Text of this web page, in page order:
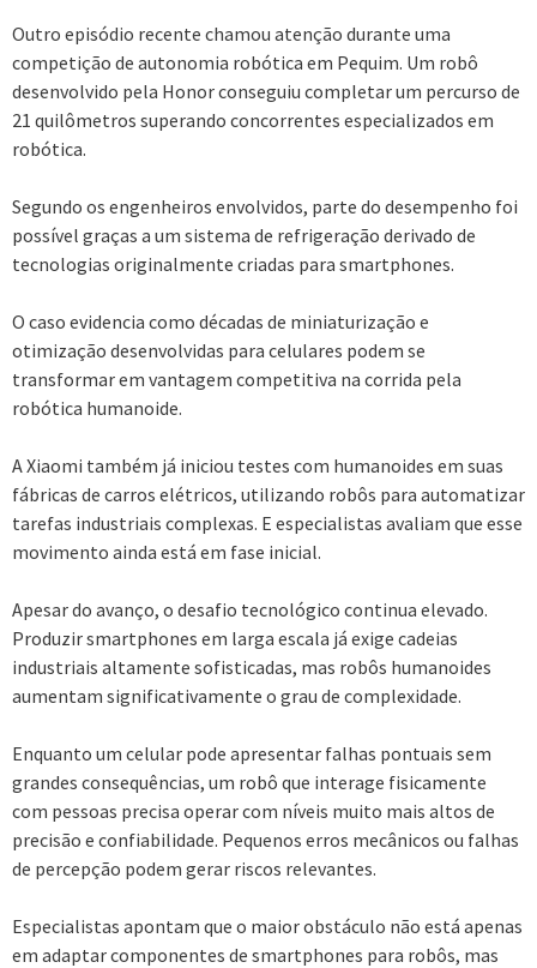
Outro episódio recente chamou atenção durante uma
competição de autonomia robótica em Pequim. Um robô
desenvolvido pela Honor conseguiu completar um percurso de
21 quilômetros superando concorrentes especializados em
robótica.
Segundo os engenheiros envolvidos, parte do desempenho foi
possível graças a um sistema de refrigeração derivado de
tecnologias originalmente criadas para smartphones.
O caso evidencia como décadas de miniaturização e
otimização desenvolvidas para celulares podem se
transformar em vantagem competitiva na corrida pela
robótica humanoide.
A Xiaomi também já iniciou testes com humanoides em suas
fábricas de carros elétricos, utilizando robôs para automatizar
tarefas industriais complexas. E especialistas avaliam que esse
movimento ainda está em fase inicial.
Apesar do avanço, o desafio tecnológico continua elevado.
Produzir smartphones em larga escala já exige cadeias
industriais altamente sofisticadas, mas robôs humanoides
aumentam significativamente o grau de complexidade.
Enquanto um celular pode apresentar falhas pontuais sem
grandes consequências, um robô que interage fisicamente
com pessoas precisa operar com níveis muito mais altos de
precisão e confiabilidade. Pequenos erros mecânicos ou falhas
de percepção podem gerar riscos relevantes.
Especialistas apontam que o maior obstáculo não está apenas
em adaptar componentes de smartphones para robôs, mas